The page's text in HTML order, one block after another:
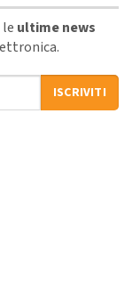
ultime news
ISCRIVITI